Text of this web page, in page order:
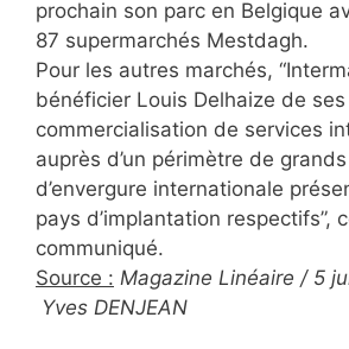
prochain son parc en Belgique
87 supermarchés Mestdagh.
Pour les autres marchés,
bénéficier Louis Delhaize de
commercialisation de services
auprès d’un périmètre de
d’envergure internationale
pays d’implantation respectifs”,
communiqué.
Source : Magazine Linéaire / 5
Yves DENJEAN